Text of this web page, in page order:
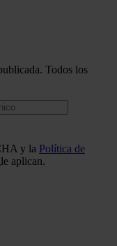
Todos los
y la Política de
aplican.